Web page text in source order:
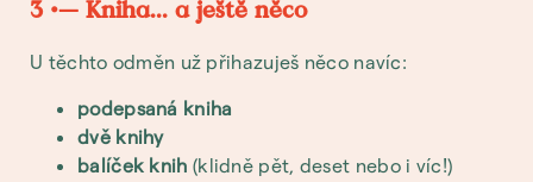
3 •— Kniha... a ještě něco
U těchto odměn už přihazuješ něco navíc:
podepsaná kniha
dvě knihy
balíček knih (klidně pět, deset nebo i víc!)